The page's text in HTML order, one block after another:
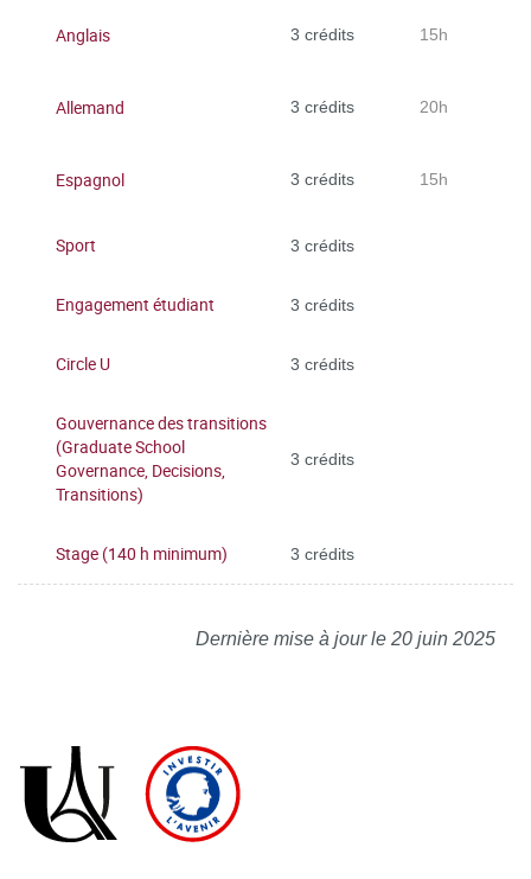
Anglais 3 crédits 15h
Allemand 3 crédits 20h
Espagnol 3 crédits 15h
Sport 3 crédits
Engagement étudiant 3 crédits
Circle U 3 crédits
Gouvernance des transitions
(Graduate School
Governance, Decisions,
Transitions)
3 crédits
Stage (140 h minimum) 3 crédits
Dernière mise à jour le 20 juin 2025